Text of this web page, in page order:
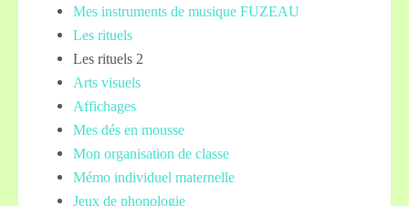
Mes instruments de musique FUZEAU
Les rituels
Les rituels 2
Arts visuels
Affichages
Mes dés en mousse
Mon organisation de classe
Mémo individuel maternelle
Jeux de phonologie